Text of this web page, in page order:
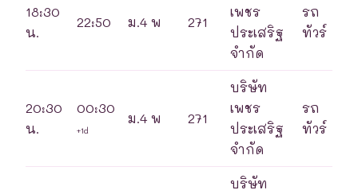
18:30
น.
22:50 ม.4 พ 271
เพชร
ประเสริฐ
จำกัด
รถ
ทัวร์
20:30
น.
00:30
+1d
ม.4 พ 271
บริษัท
เพชร
ประเสริฐ
จำกัด
รถ
ทัวร์
บริษัท